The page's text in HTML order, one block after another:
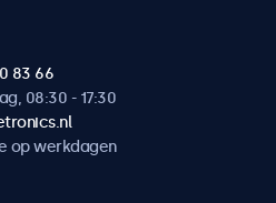
83 66
08:30 - 17:30
op werkdagen